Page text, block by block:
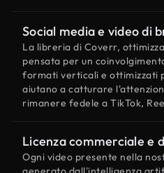
Social media e video di
La libreria di Coverr,
pensata per un
formati verticali e ottimizzati
aiutano a catturare
rimanere fedele a TikTok,
Licenza commerciale e
Ogni video presente nella